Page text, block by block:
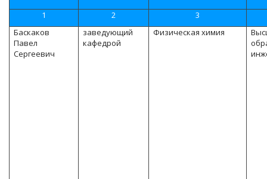
1 2
3
Баскаков
Павел
Сергеевич
заведующий
кафедрой
Физическая химия